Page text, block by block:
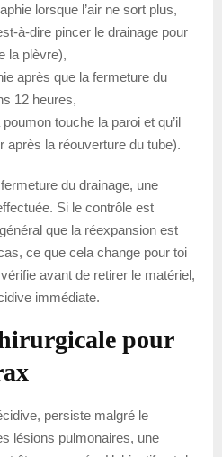
lorsque l’air ne sort plus,
à-dire pincer le drainage pour
la plèvre),
après que la fermeture du
12 heures,
touche la paroi et qu’il
après la réouverture du tube).
du drainage, une
Si le contrôle est
que la réexpansion est
ce que cela change pour toi
avant de retirer le matériel,
immédiate.
pour
persiste malgré le
lésions pulmonaires, une